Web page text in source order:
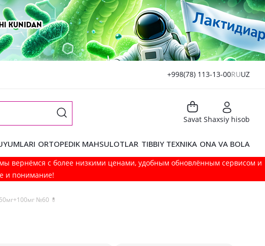
+998(78) 113-13-00RUUZ
Savat Shaxsiy hisob
ORTOPEDIK MAHSULOTLAR TIBBIY TEXNIKA ONA VA BOLA
вернёмся с более низкими ценами, удобным обновлённым сервисом и
и понимание!
№60 💊